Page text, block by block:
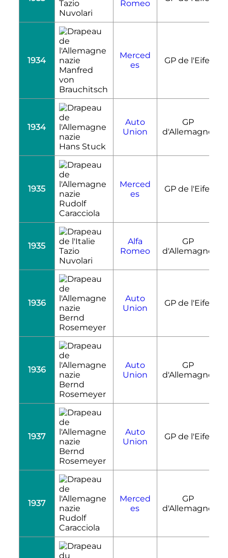
Tazio
Nuvolari
Romeo
1934
Manfred
von
Brauchitsch
Merced
es
GP de l'Eifel
1934
Hans Stuck
Auto
Union
GP
d'Allemagne
1935
Rudolf
Caracciola
Merced
es
GP de l'Eifel
1935
Tazio
Nuvolari
Alfa
Romeo
GP
d'Allemagne
1936
Bernd
Rosemeyer
Auto
Union
GP de l'Eifel
1936
Bernd
Rosemeyer
Auto
Union
GP
d'Allemagne
1937
Bernd
Rosemeyer
Auto
Union
GP de l'Eifel
1937
Rudolf
Caracciola
Merced
es
GP
d'Allemagne